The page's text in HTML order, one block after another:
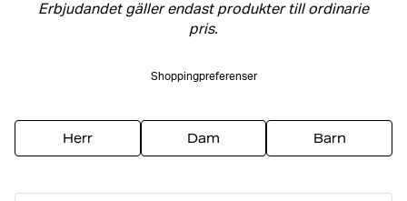
Erbjudandet gäller endast produkter till ordinarie
pris.
Shoppingpreferenser
Herr Dam Barn